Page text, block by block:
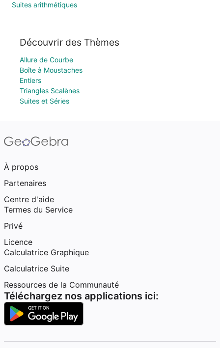
Suites arithmétiques
Découvrir des Thèmes
Allure de Courbe
Boîte à Moustaches
Entiers
Triangles Scalènes
Suites et Séries
À propos
Partenaires
Centre d'aide
Termes du Service
Privé
Licence
Calculatrice Graphique
Calculatrice Suite
Ressources de la Communauté
Téléchargez nos applications ici: